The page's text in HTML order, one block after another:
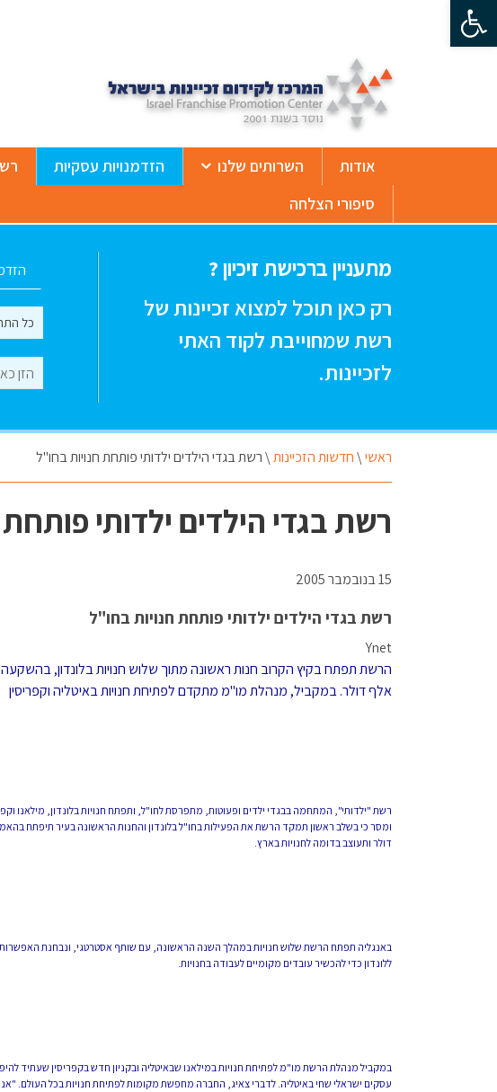
פתח סרגל נגישות
אודות השרותים שלנו הזדמנויות עסקיות
סיפורי הצלחה
מתעניין ברכישת זיכיון ?
רק כאן תוכל למצוא זכיינות של
רשת שמחוייבת לקוד האתי
לזכיינות.
ראשי\חדשות הזכיינות\רשת בגדי הילדים ילדותי פותחת חנויות בחו"ל
רשת בגדי הילדים ילדותי
15 בנובמבר 2005
רשת בגדי הילדים ילדותי פותחת חנויות בחו"ל
Ynet
אלף דולר. במקביל, מנהלת מו"מ מתקדם לפתיחת חנויות באיטליה וקפריסין
דולר ותעוצב בדומה לחנויות בארץ.
באנגליה תפתח הרשת שלוש חנויות במהלך השנה הראשונה, עם שותף אסטרטגי, ונבחנת האפשרות
ללונדון כדי להכשיר עובדים מקומיים לעבודה בחנויות.
עסקים ישראלי שחי באיטליה. לדברי צאיג, החברה מחפשת מקומות לפתיחת חנויות בכל העולם.